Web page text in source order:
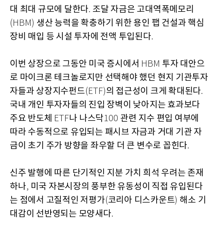
대 최대 규모에 달한다. 조달 자금은 고대역폭메모리
(HBM) 생산 능력을 확충하기 위한 용인 팹 건설과 핵심
장비 매입 등 시설 투자에 전액 투입된다.
이번 상장으로 그동안 미국 증시에서 HBM 투자 대안으
로 마이크론 테크놀로지만 선택해야 했던 현지 기관투자
자들과 상장지수펀드(ETF)의 접근성이 크게 확대된다.
국내 개인 투자자들의 진입 장벽이 낮아지는 효과보다
주요 반도체 ETF나 나스닥100 관련 지수 편입 여부에
따라 수동적으로 유입되는 패시브 자금과 거대 기관 자
금이 초기 주가 방향을 좌우할 더 큰 변수로 꼽힌다.
신주 발행에 따른 단기적인 지분 가치 희석 우려는 존재
하나, 미국 자본시장의 풍부한 유동성이 직접 유입된다
는 점에서 고질적인 저평가(코리아 디스카운트) 해소 기
대감이 선반영되는 모양새다.